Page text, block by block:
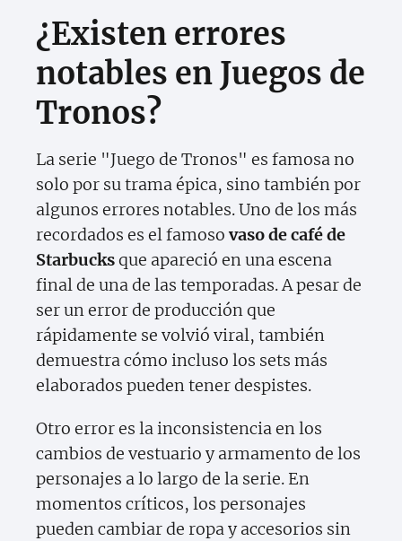
¿Existen errores
notables en Juegos de
Tronos?
La serie "Juego de Tronos" es famosa no
solo por su trama épica, sino también por
algunos errores notables. Uno de los más
recordados es el famosovaso de café de
Starbucksque apareció en una escena
final de una de las temporadas. A pesar de
ser un error de producción que
rápidamente se volvió viral, también
demuestra cómo incluso los sets más
elaborados pueden tener despistes.
Otro error es la inconsistencia en los
cambios de vestuario y armamento de los
personajes a lo largo de la serie. En
momentos críticos, los personajes
pueden cambiar de ropa y accesorios sin